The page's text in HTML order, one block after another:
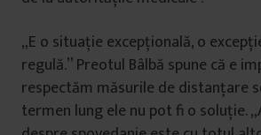
„E o situație excepțională, o
regulă.” Preotul Bâlbă spune că e
respectăm măsurile de distanțare
termen lung ele nu pot fi o soluție.